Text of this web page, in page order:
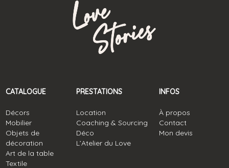
CATALOGUE
Décors
Mobilier
Objets de
décoration
Art de la table
Textile
PRESTATIONS
Location
Coaching & Sourcing
Déco
L’Atelier du Love
INFOS
À propos
Contact
Mon devis